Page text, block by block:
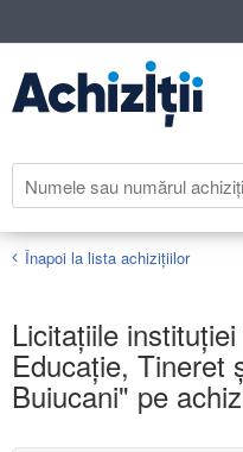
Înapoi la lista achiziţiilor
Licitațiile
Educaţie, Tineret
Buiucani" pe